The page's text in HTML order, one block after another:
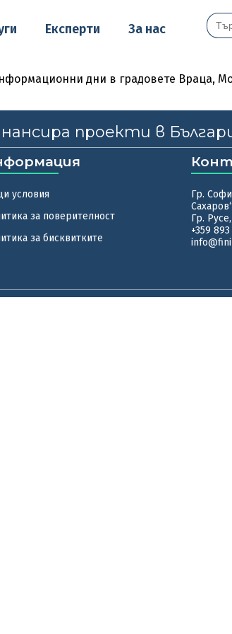
Експерти За нас
for:
дни в градовете Враца,
проекти в
условия
за поверителност
за бисквитките
Гр.
Гр.
+359